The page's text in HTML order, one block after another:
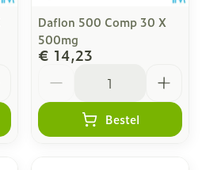
Daflon 500 Comp 30 X
500mg
€ 14,23
Bestel